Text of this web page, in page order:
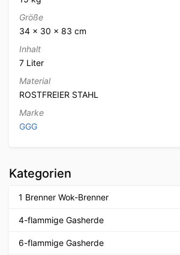
Größe
34 × 30 × 83 cm
Inhalt
7 Liter
Material
ROSTFREIER STAHL
Marke
GGG
Kategorien
1 Brenner Wok-Brenner
4-flammige Gasherde
6-flammige Gasherde